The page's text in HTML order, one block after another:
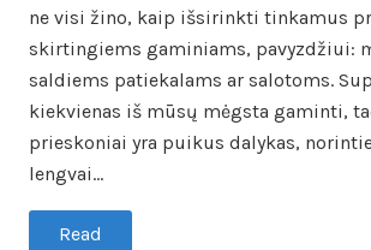
ne visi žino, kaip išsirinkti tinkamus
skirtingiems gaminiams, pavyzdžiui:
saldiems patiekalams ar salotoms.
kiekvienas iš mūsų mėgsta gaminti,
prieskoniai yra puikus dalykas,
lengvai…
Read